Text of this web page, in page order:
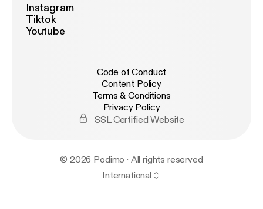
Instagram
Tiktok
Youtube
Code of Conduct
Content Policy
Terms & Conditions
Privacy Policy
SSL Certified Website
© 2026 Podimo · All rights reserved
International